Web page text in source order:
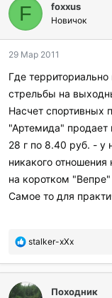
а
о
а
и
л
и
F foxxus
Новичок
29 Мар 2011
Где
стрельбы на
Насчет спортивных
"Артемида" продает
28 г по 8.40 руб. - у
никакого
на коротком
Самое то для
П
б
а
stalker-xXx
Походник